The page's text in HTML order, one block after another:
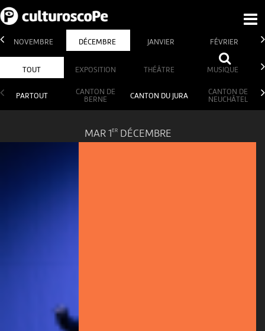
NOVEMBRE DÉCEMBRE JANVIER FÉVRIER
TOUT EXPOSITION THÉÂTRE MUSIQUE
PARTOUT
CANTON DE
BERNE
CANTON DU JURA
CANTON DE
NEUCHÂTEL
MAR 1 ER DÉCEMBRE